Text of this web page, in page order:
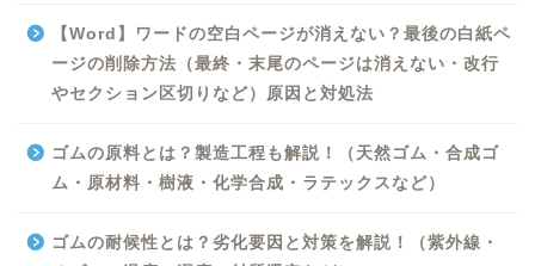
【Word】ワードの空白ページが消えない？最後の白紙ペ
ージの削除方法（最終・末尾のページは消えない・改行
やセクション区切りなど）原因と対処法
ゴムの原料とは？製造工程も解説！（天然ゴム・合成ゴ
ム・原材料・樹液・化学合成・ラテックスなど）
ゴムの耐候性とは？劣化要因と対策を解説！（紫外線・